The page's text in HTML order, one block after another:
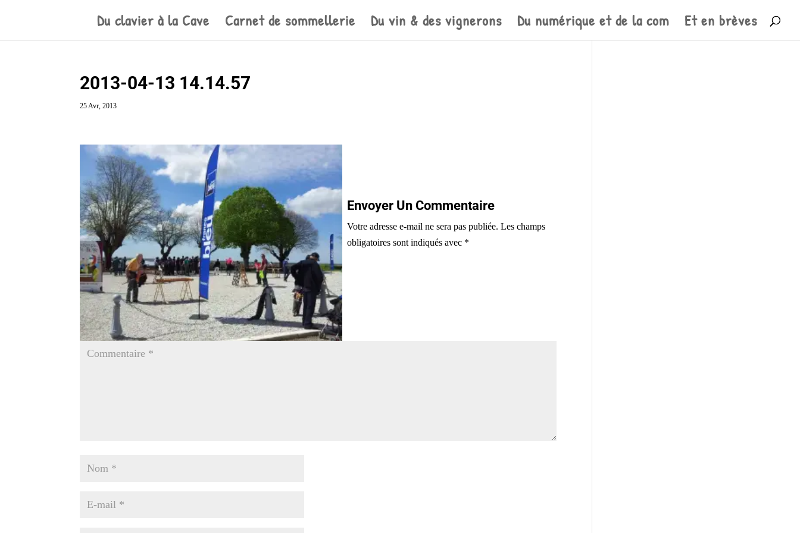
Du clavier à la Cave Carnet de sommellerie Du vin & des vignerons Du numérique et de la com Et en brèves
2013-04-13 14.14.57
25 Avr, 2013
Envoyer Un Commentaire
Votre adresse e-mail ne sera pas publiée. Les champs
obligatoires sont indiqués avec *